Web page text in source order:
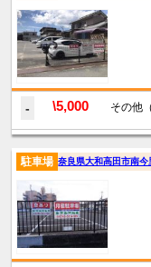
- \5,000 その他
駐車場 奈良県大和高田市南